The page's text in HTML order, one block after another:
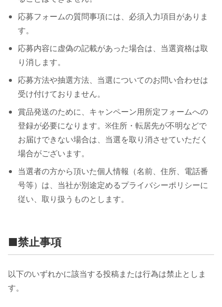
応募フォームの質問事項には、必須入力項目がありま
す。
応募内容に虚偽の記載があった場合は、当選資格は取
り消します。
応募方法や抽選方法、当選についてのお問い合わせは
受け付けておりません。
賞品発送のために、キャンペーン用所定フォームへの
登録が必要になります。※住所・転居先が不明などで
お届けできない場合は、当選を取り消させていただく
場合がございます。
当選者の方から頂いた個人情報（名前、住所、電話番
号等）は、当社が別途定めるプライバシーポリシーに
従い、取り扱うものとします。
■禁止事項
以下のいずれかに該当する投稿または行為は禁止としま
す。